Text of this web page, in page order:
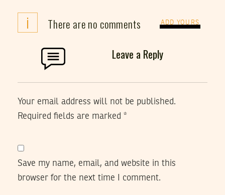
i There are no comments ADD YOURS
Leave a Reply
Your email address will not be published.
Required fields are marked *
Save my name, email, and website in this
browser for the next time I comment.